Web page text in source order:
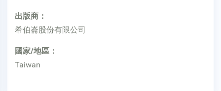
出版商：
希伯崙股份有限公司
國家/地區：
Taiwan